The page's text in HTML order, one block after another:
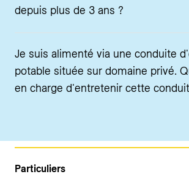
depuis plus de 3 ans ?
Je suis alimenté via une conduite
potable située sur domaine privé.
en charge d'entretenir cette
Particuliers